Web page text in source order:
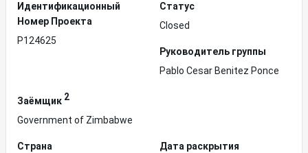
Идентификационный
Hомер Проекта
P124625
Статус
Closed
Руководитель группы
Pablo Cesar Benitez Ponce
Заёмщик 2
Government of Zimbabwe
Страна
Дата раскрытия